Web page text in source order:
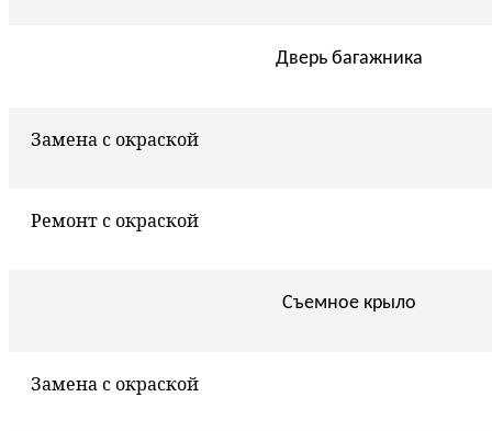
Дверь багажника
Замена с окраской
Ремонт с окраской
Съемное крыло
Замена с окраской